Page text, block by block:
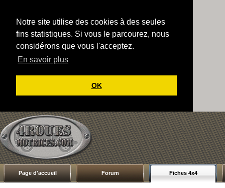
Notre site utilise des cookies à des seules
fins statistiques. Si vous le parcourez, nous
considérons que vous l'acceptez.
En savoir plus
OK
Page d'accueil Forum Fiches 4x4